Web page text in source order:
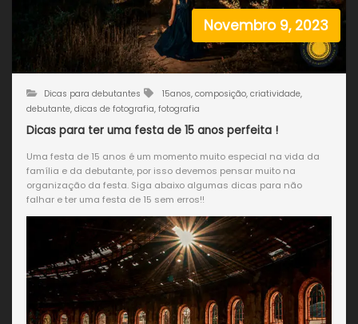
Novembro 9, 2023
Dicas para debutantes 15anos, composição, criatividade,
debutante, dicas de fotografia, fotografia
Dicas para ter uma festa de 15 anos perfeita !
Uma festa de 15 anos é um momento muito especial na vida da
família e da debutante, por isso devemos pensar muito na
organização da festa. Siga abaixo algumas dicas para não
falhar e ter uma festa de 15 sem erros!!